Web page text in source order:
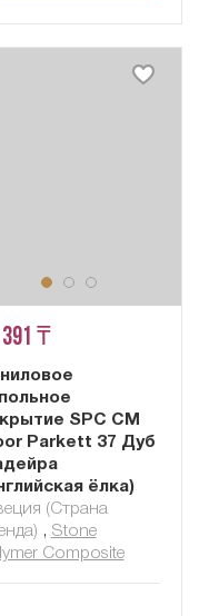
391 ₸
SPC CM
Parkett 37 Дуб
ёлка)
(Страна
, Stone
Composite